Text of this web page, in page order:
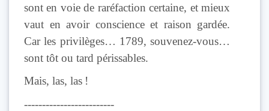
sont en voie de raréfaction certaine, et mieux
vaut en avoir conscience et raison gardée.
Car les privilèges… 1789, souvenez-vous…
sont tôt ou tard périssables.
Mais, las, las !
-------------------------